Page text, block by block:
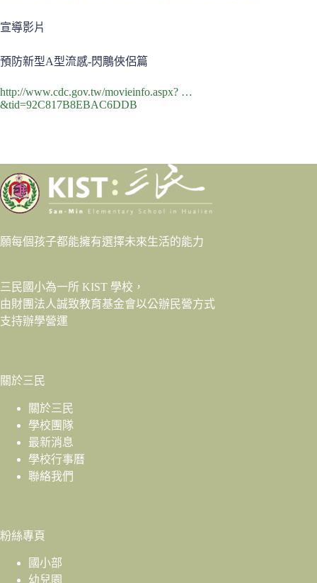
宣導影片
預防新型A型流感-閃鵰俠侶篇
http://www.cdc.gov.tw/movieinfo.aspx? …
&tid=92C817B8EBAC6DDB
願每個孩子都能擁有選擇未來生活的能力
三民國小為一所 KIST 學校，
由財團法人誠致教育基金會以公辦民營方式
支持辦學營運
關於三民
關於三民
學校團隊
最新消息
學校行事曆
聯絡我們
粉絲專頁
國小部
幼兒園